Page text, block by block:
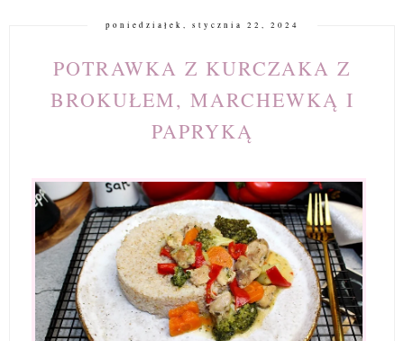
poniedziałek, stycznia 22, 2024
POTRAWKA Z KURCZAKA Z
BROKUŁEM, MARCHEWKĄ I
PAPRYKĄ